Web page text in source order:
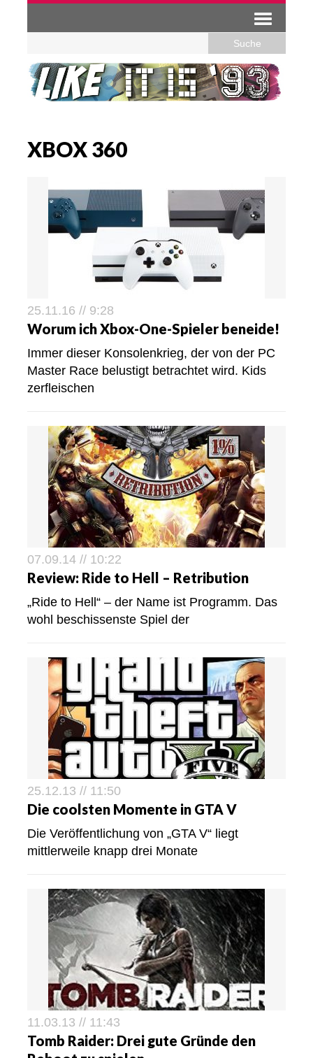
XBOX 360
25.11.16 // 9:28
Worum ich Xbox-One-Spieler beneide!
Immer dieser Konsolenkrieg, der von der PC
Master Race belustigt betrachtet wird. Kids
zerfleischen
07.09.14 // 10:22
Review: Ride to Hell – Retribution
„Ride to Hell“ – der Name ist Programm. Das
wohl beschissenste Spiel der
25.12.13 // 11:50
Die coolsten Momente in GTA V
Die Veröffentlichung von „GTA V“ liegt
mittlerweile knapp drei Monate
11.03.13 // 11:43
Tomb Raider: Drei gute Gründe den